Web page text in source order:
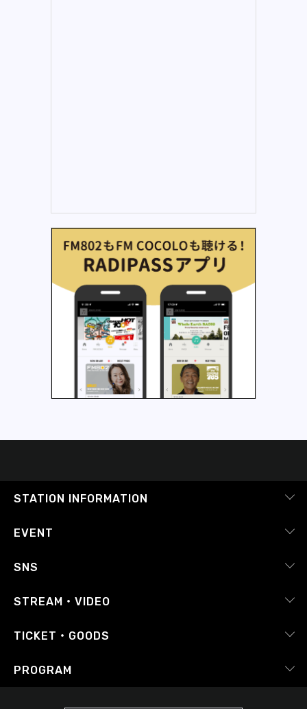
STATION INFORMATION
会社概要
番組審議会
Japan FM League
EVENT
ピックアップ
SNS
RADIPASS
Instagram
STREAM・VIDEO
radiko.jp
TICKET・GOODS
RADIPASS TICKET
PROGRAM